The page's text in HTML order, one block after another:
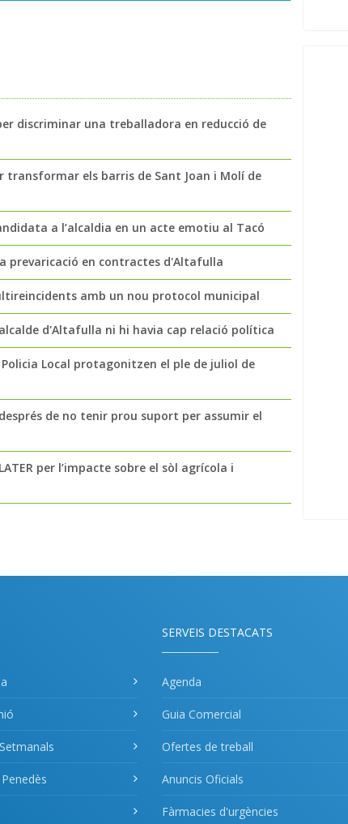
discriminar una treballadora en reducció de
transformar els barris de Sant Joan i Molí de
a l’alcaldia en un acte emotiu al Tacó
prevaricació en contractes d'Altafulla
amb un nou protocol municipal
d'Altafulla ni hi havia cap relació política
Local protagonitzen el ple de juliol de
de no tenir prou suport per assumir el
per l’impacte sobre el sòl agrícola i
SERVEIS DESTACATS
Agenda
Guia Comercial
Ofertes de treball
Anuncis Oficials
Fàrmacies d'urgències